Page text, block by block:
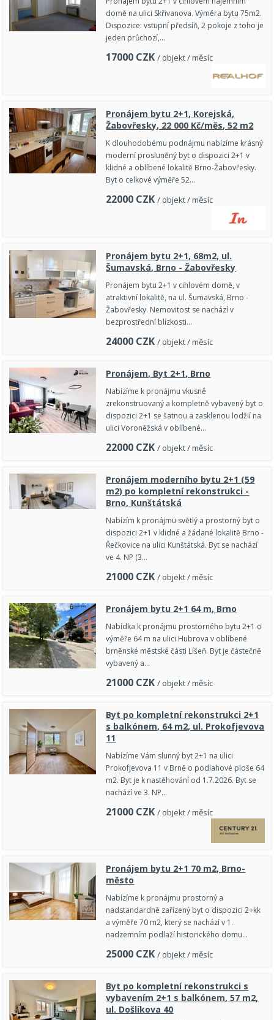
domě na ulici Skřivanova. Výměra bytu 75m2.
Dispozice: vstupní předsíň, 2 pokoje z toho je
jeden průchozí,…
17000 CZK / objekt / měsíc
Pronájem bytu 2+1, Korejská,
Žabovřesky, 22 000 Kč/měs, 52 m2
K dlouhodobému podnájmu nabízíme krásný
moderní prosluněný byt o dispozici 2+1 v
klidné a oblíbené lokalitě Brno-Žabovřesky.
Byt o celkové výměře 52…
22000 CZK / objekt / měsíc
Pronájem bytu 2+1, 68m2, ul.
Šumavská, Brno - Žabovřesky
Pronájem bytu 2+1 v cihlovém domě, v
atraktivní lokalitě, na ul. Šumavská, Brno -
Žabovřesky. Nemovitost se nachází v
bezprostřední blízkosti…
24000 CZK / objekt / měsíc
Pronájem, Byt 2+1, Brno
Nabízíme k pronájmu vkusně
zrekonstruovaný a kompletně vybavený byt o
dispozici 2+1 se šatnou a zasklenou lodžií na
ulici Voroněžská v oblíbené…
22000 CZK / objekt / měsíc
Pronájem moderního bytu 2+1 (59
m2) po kompletní rekonstrukci -
Brno, Kunštátská
Nabízím k pronájmu světlý a prostorný byt o
dispozici 2+1 v klidné a žádané lokalitě Brno -
Řečkovice na ulici Kunštátská. Byt se nachází
ve 4. NP (3…
21000 CZK / objekt / měsíc
Pronájem bytu 2+1 64 m, Brno
Nabídka k pronájmu prostorného bytu 2+1 o
výměře 64 m na ulici Hubrova v oblíbené
brněnské městské části Líšeň. Byt je částečně
vybavený a…
21000 CZK / objekt / měsíc
Byt po kompletní rekonstrukci 2+1
s balkónem, 64 m2, ul. Prokofjevova
11
Nabízíme Vám slunný byt 2+1 na ulici
Prokofjevova 11 v Brně o podlahové ploše 64
m2. Byt je k nastěhování od 1.7.2026. Byt se
nachází ve 3. NP…
21000 CZK / objekt / měsíc
Pronájem bytu 2+1 70 m2, Brno-
město
Nabízíme k pronájmu prostorný a
nadstandardně zařízený byt o dispozici 2+kk
a výměře 70 m2, který se nachází v 1.
nadzemním podlaží historického domu…
25000 CZK / objekt / měsíc
Byt po kompletní rekonstrukci s
vybavením 2+1 s balkónem, 57 m2,
ul. Došlíkova 40